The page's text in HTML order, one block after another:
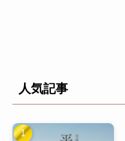
人気記事